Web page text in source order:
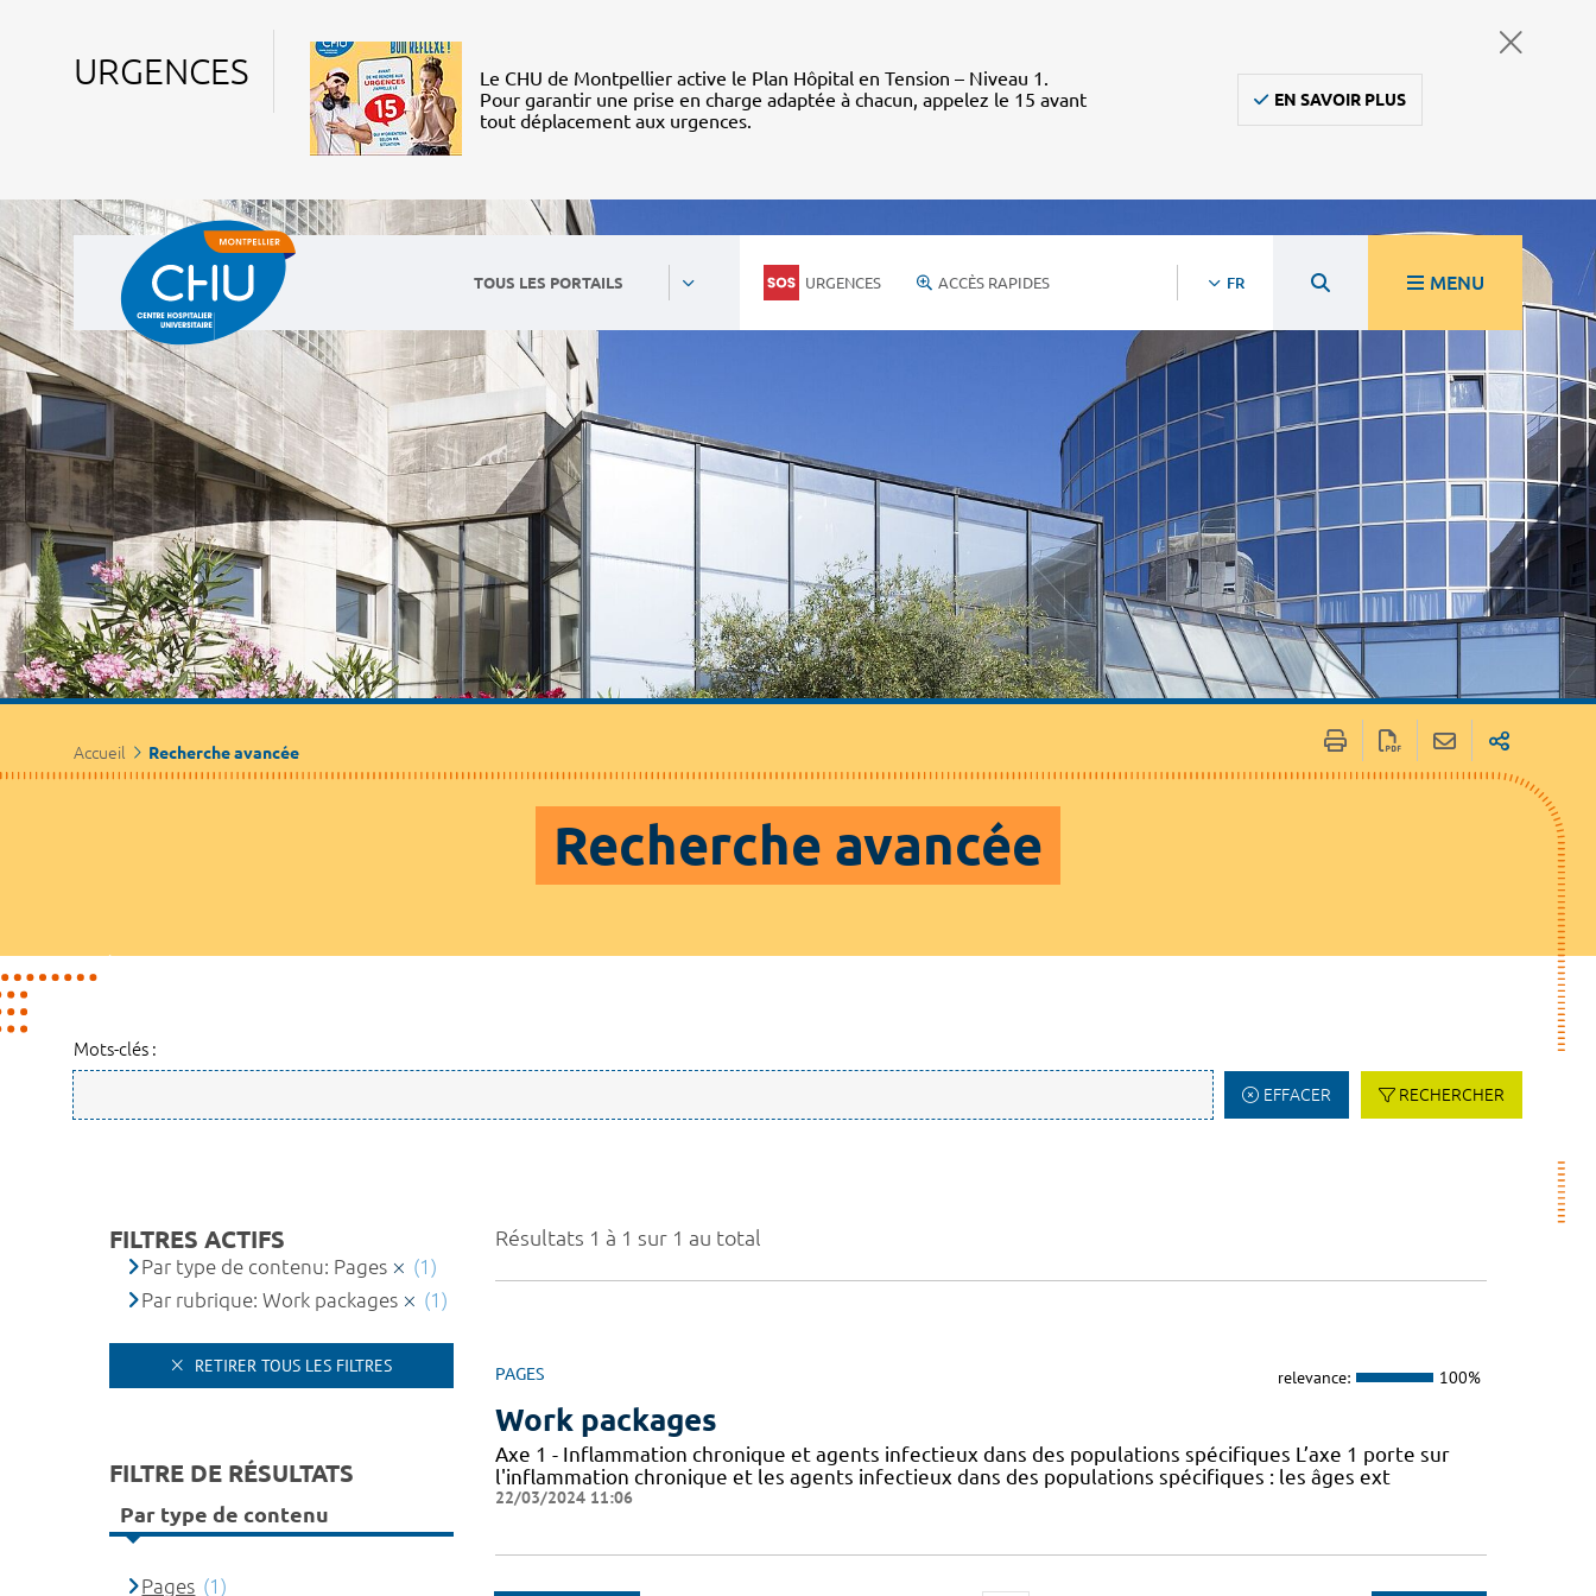
URGENCES
Le CHU de Montpellier active le Plan Hôpital en Tension – Niveau 1.
Pour garantir une prise en charge adaptée à chacun, appelez le 15 avant
tout déplacement aux urgences.
EN SAVOIR PLUS
TOUS LES PORTAILS URGENCES ACCÈS RAPIDES FR MENU
Accueil Recherche avancée
Recherche avancée
Mots-clés :
EFFACER RECHERCHER
Résultats 1 à 1 sur 1 au total
PAGES relevance: 100%
Work packages
Axe 1 - Inflammation chronique et agents infectieux dans des populations spécifiques L’axe 1 porte sur
l'inflammation chronique et les agents infectieux dans des populations spécifiques : les âges ext
22/03/2024 11:06
FILTRES ACTIFS
Par type de contenu: Pages
(1)
Par rubrique: Work packages
(1)
RETIRER TOUS LES FILTRES
FILTRE DE RÉSULTATS
Par type de contenu
Pages (1)